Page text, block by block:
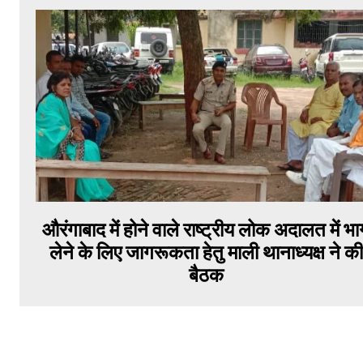
औरंगाबाद में होने वाले राष्ट्रीय लोक अदालत में
लेने के लिए जागरूकता हेतु माली थानाध्यक्ष ने की
बैठक